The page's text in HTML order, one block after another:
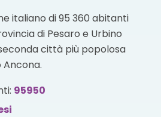
italiano di 95 360 abitanti
di Pesaro e Urbino
città più popolosa
95950